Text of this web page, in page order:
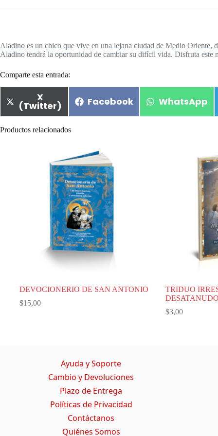
Aladino es un chico que vive en una lejana ciudad de Medio Oriente,
Aladino tendrá la oportunidad de cambiar su difícil vida. Disfruta este
Comparte esta entrada:
X
(Twitter) Facebook WhatsApp
Productos relacionados
DEVOCIONERIO DE SAN ANTONIO
$15,00
TRIDUO
$3,00
Ayuda y Soporte
Cambio y Devoluciones
Plazo de Entrega
Políticas de Privacidad
Contáctanos
Quiénes Somos